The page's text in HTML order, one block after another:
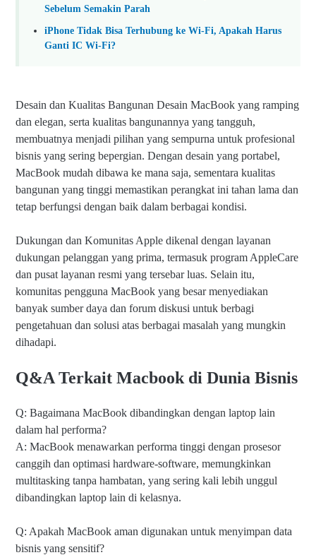
Sebelum Semakin Parah
iPhone Tidak Bisa Terhubung ke Wi-Fi, Apakah Harus
Ganti IC Wi-Fi?
Desain dan Kualitas Bangunan Desain MacBook yang ramping
dan elegan, serta kualitas bangunannya yang tangguh,
membuatnya menjadi pilihan yang sempurna untuk profesional
bisnis yang sering bepergian. Dengan desain yang portabel,
MacBook mudah dibawa ke mana saja, sementara kualitas
bangunan yang tinggi memastikan perangkat ini tahan lama dan
tetap berfungsi dengan baik dalam berbagai kondisi.
Dukungan dan Komunitas Apple dikenal dengan layanan
dukungan pelanggan yang prima, termasuk program AppleCare
dan pusat layanan resmi yang tersebar luas. Selain itu,
komunitas pengguna MacBook yang besar menyediakan
banyak sumber daya dan forum diskusi untuk berbagi
pengetahuan dan solusi atas berbagai masalah yang mungkin
dihadapi.
Q&A Terkait Macbook di Dunia Bisnis
Q: Bagaimana MacBook dibandingkan dengan laptop lain
dalam hal performa?
A: MacBook menawarkan performa tinggi dengan prosesor
canggih dan optimasi hardware-software, memungkinkan
multitasking tanpa hambatan, yang sering kali lebih unggul
dibandingkan laptop lain di kelasnya.
Q: Apakah MacBook aman digunakan untuk menyimpan data
bisnis yang sensitif?